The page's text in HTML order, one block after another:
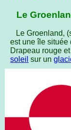
Le
Le Groenland,
est une île située
Drapeau rouge
soleil sur un